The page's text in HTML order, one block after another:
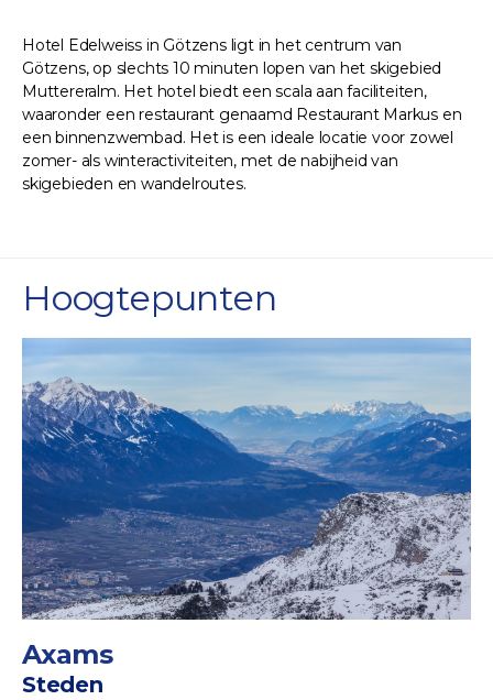
Hotel Edelweiss in Götzens ligt in het centrum van
Götzens, op slechts 10 minuten lopen van het skigebied
Muttereralm. Het hotel biedt een scala aan faciliteiten,
waaronder een restaurant genaamd Restaurant Markus en
een binnenzwembad. Het is een ideale locatie voor zowel
zomer- als winteractiviteiten, met de nabijheid van
skigebieden en wandelroutes.
Hoogtepunten
Axams
Steden